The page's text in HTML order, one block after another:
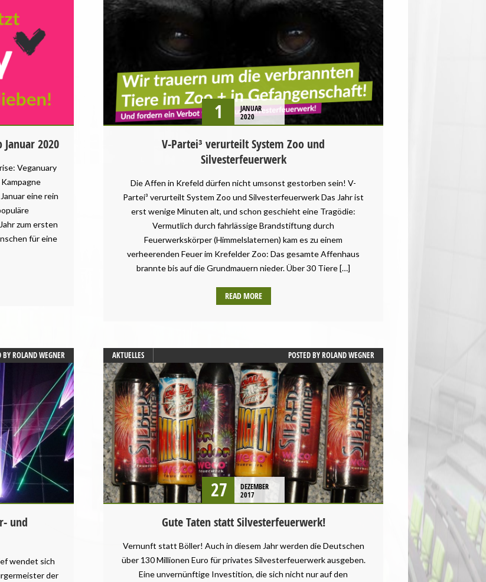
2020
Veganuary
eine rein
zum ersten
für eine
PRESSEMITTEILUNG
1
JANUAR
2020
V-Partei³ verurteilt System Zoo und
Silvesterfeuerwerk
Die Affen in Krefeld dürfen nicht umsonst gestorben sein! V-
Partei³ verurteilt System Zoo und Silvesterfeuerwerk Das Jahr ist
erst wenige Minuten alt, und schon geschieht eine Tragödie:
Vermutlich durch fahrlässige Brandstiftung durch
Feuerwerkskörper (Himmelslaternen) kam es zu einem
verheerenden Feuer im Krefelder Zoo: Das gesamte Affenhaus
brannte bis auf die Grundmauern nieder. Über 30 Tiere […]
READ MORE
BYROLAND WEGNER
und
wendet sich
der
AKTUELLES POSTED BYROLAND WEGNER
27
DEZEMBER
2017
Gute Taten statt Silvesterfeuerwerk!
Vernunft statt Böller! Auch in diesem Jahr werden die Deutschen
über 130 Millionen Euro für privates Silvesterfeuerwerk ausgeben.
Eine unvernünftige Investition, die sich nicht nur auf den